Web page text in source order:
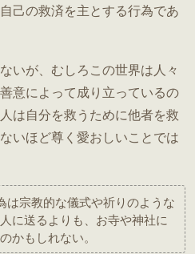
己の救済を主とする行為であ
いが、むしろこの世界は人々
意によって成り立っているの
は自分を救うために他者を救
いほど尊く愛おしいことでは
は宗教的な儀式や祈りのような
に送るよりも、お寺や神社に
かもしれない。